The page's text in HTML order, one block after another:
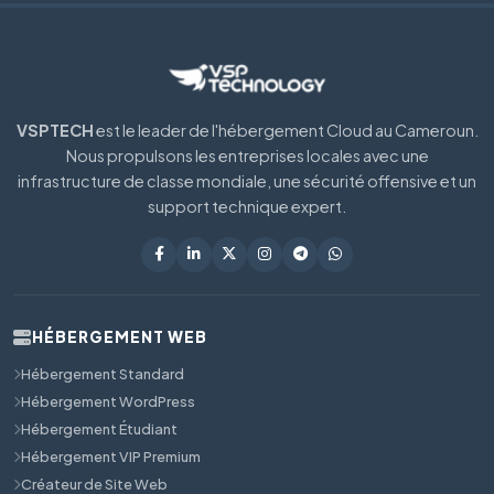
VSPTECHest le leader de l'hébergement Cloud au Cameroun.
Nous propulsons les entreprises locales avec une
infrastructure de classe mondiale, une sécurité offensive et un
support technique expert.
HÉBERGEMENT WEB
Hébergement Standard
Hébergement WordPress
Hébergement Étudiant
Hébergement VIP Premium
Créateur de Site Web